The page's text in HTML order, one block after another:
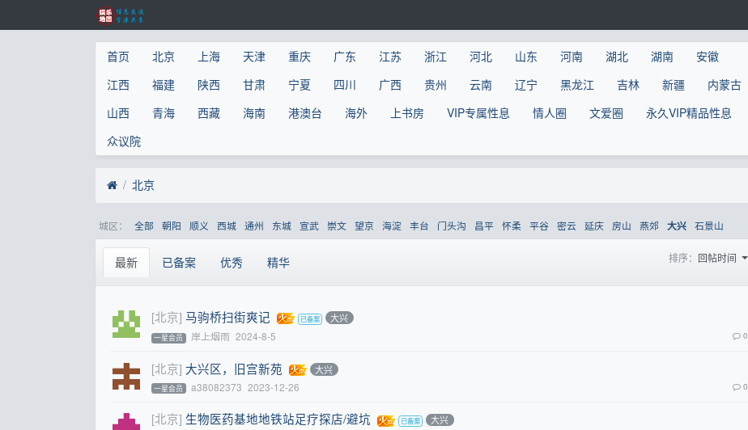
首页 北京 上海 天津 重庆 广东 江苏 浙江 河北 山东 河南 湖北 湖南
安徽
江西
福建 陕西 甘肃 宁夏 四川 广西 贵州 云南 辽宁 黑龙江 吉林 新疆
内蒙古
山西
青海 西藏 海南 港澳台 海外 上书房 VIP专属性息 情人圈 文爱圈
永久VIP精品性息
众议院
北京
城区： 全部 朝阳 顺义 西城 通州 东城 宣武 崇文 望京 海淀 丰台 门头沟 昌平 怀柔 平谷 密云 延庆 房山 燕郊 大兴 石景山
最新 已备案 优秀 精华 排序： 回帖时间
[北京] 马驹桥扫街爽记 大兴
一星会员 岸上烟雨 2024-8-5 0
[北京] 大兴区，旧宫新苑 大兴
一星会员 a38082373 2023-12-26 0
[北京] 生物医药基地地铁站足疗探店/避坑 大兴